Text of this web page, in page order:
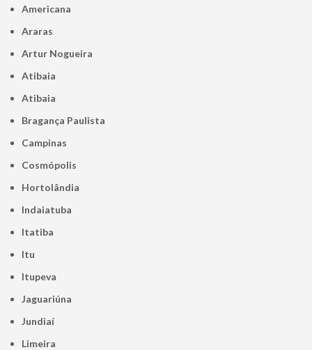
Americana
Araras
Artur Nogueira
Atibaia
Atibaia
Bragança Paulista
Campinas
Cosmópolis
Hortolândia
Indaiatuba
Itatiba
Itu
Itupeva
Jaguariúna
Jundiaí
Limeira